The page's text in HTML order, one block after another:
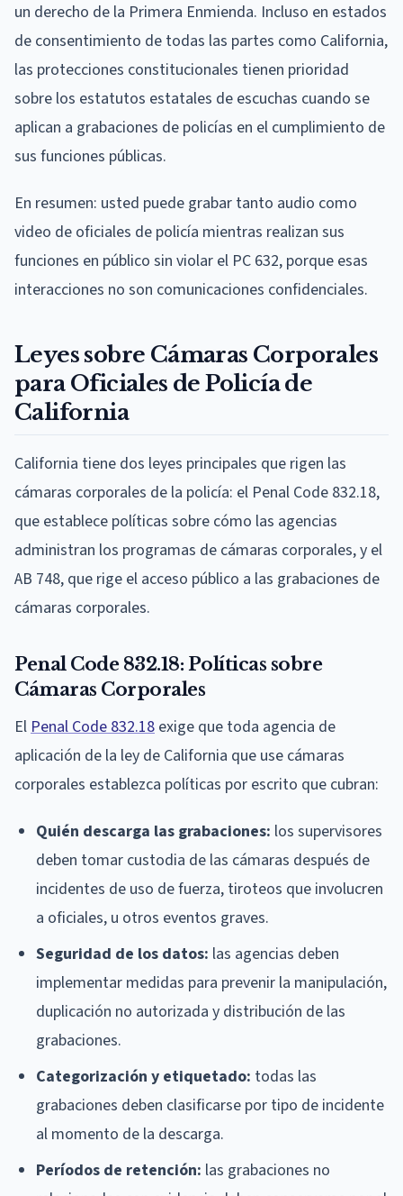
un derecho de la Primera Enmienda. Incluso en estados
de consentimiento de todas las partes como California,
las protecciones constitucionales tienen prioridad
sobre los estatutos estatales de escuchas cuando se
aplican a grabaciones de policías en el cumplimiento de
sus funciones públicas.
En resumen: usted puede grabar tanto audio como
video de oficiales de policía mientras realizan sus
funciones en público sin violar el PC 632, porque esas
interacciones no son comunicaciones confidenciales.
Leyes sobre Cámaras Corporales
para Oficiales de Policía de
California
California tiene dos leyes principales que rigen las
cámaras corporales de la policía: el Penal Code 832.18,
que establece políticas sobre cómo las agencias
administran los programas de cámaras corporales, y el
AB 748, que rige el acceso público a las grabaciones de
cámaras corporales.
Penal Code 832.18: Políticas sobre
Cámaras Corporales
ElPenal Code 832.18 exige que toda agencia de
aplicación de la ley de California que use cámaras
corporales establezca políticas por escrito que cubran:
Quién descarga las grabaciones: los supervisores
deben tomar custodia de las cámaras después de
incidentes de uso de fuerza, tiroteos que involucren
a oficiales, u otros eventos graves.
Seguridad de los datos: las agencias deben
implementar medidas para prevenir la manipulación,
duplicación no autorizada y distribución de las
grabaciones.
Categorización y etiquetado: todas las
grabaciones deben clasificarse por tipo de incidente
al momento de la descarga.
Períodos de retención: las grabaciones no